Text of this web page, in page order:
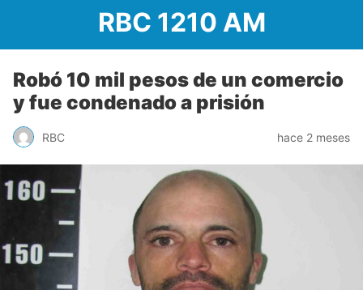
RBC 1210 AM
Robó 10 mil pesos de un comercio
y fue condenado a prisión
RBC hace 2 meses